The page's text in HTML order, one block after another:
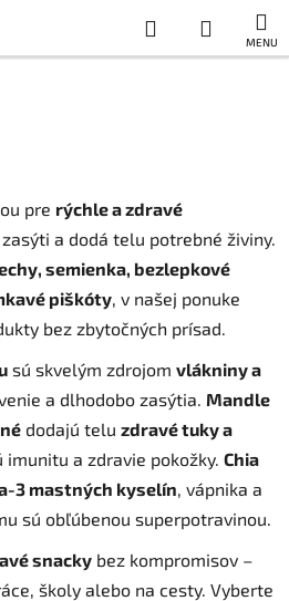
Hľadať
KOŠÍK
pre rýchle a zdravé
zasýti a dodá telu potrebné živiny.
semienka, bezlepkové
piškóty , v našej ponuke
bez zbytočných prísad.
sú skvelým zdrojom vlákniny a
a dlhodobo zasýtia. Mandle
dodajú telu zdravé tuky a
imunitu a zdravie pokožky. Chia
3 mastných kyselín , vápnika a
sú obľúbenou superpotravinou.
snacky bez kompromisov –
školy alebo na cesty. Vyberte